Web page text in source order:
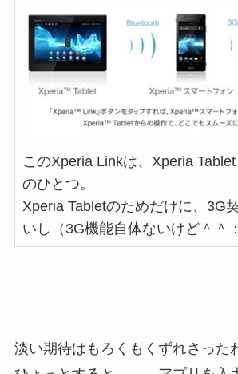
このXperia Linkは、Xperia
のひとつ。
Xperia Tabletのためだけに、3G
いし（3G機能自体ないけど＾＾
淡い期待はもろくもくずれさった